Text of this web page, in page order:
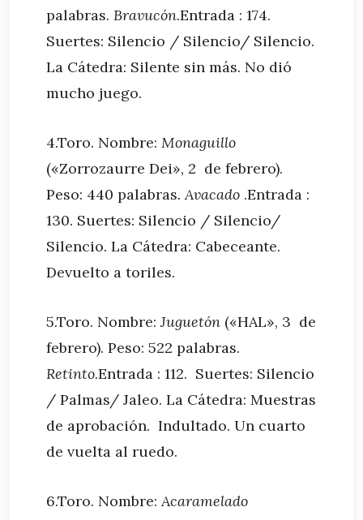
palabras. Bravucón.Entrada : 174.
Suertes: Silencio / Silencio/ Silencio.
La Cátedra: Silente sin más. No dió
mucho juego.
4.Toro. Nombre: Monaguillo
(«Zorrozaurre Dei», 2 de febrero).
Peso: 440 palabras. Avacado .Entrada :
130. Suertes: Silencio / Silencio/
Silencio. La Cátedra: Cabeceante.
Devuelto a toriles.
5.Toro. Nombre:Juguetón («HAL», 3 de
febrero). Peso: 522 palabras.
Retinto.Entrada : 112. Suertes: Silencio
/ Palmas/ Jaleo. La Cátedra: Muestras
de aprobación. Indultado. Un cuarto
de vuelta al ruedo.
6.Toro. Nombre: Acaramelado